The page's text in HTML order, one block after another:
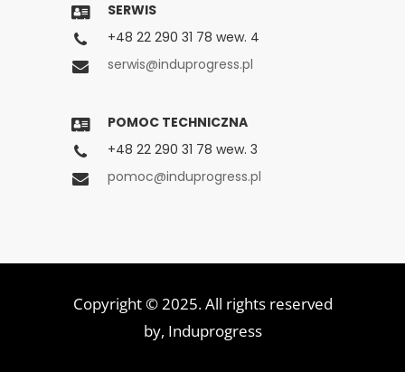
SERWIS
+48 22 290 31 78 wew. 4
serwis@induprogress.pl
POMOC TECHNICZNA
+48 22 290 31 78 wew. 3
pomoc@induprogress.pl
Copyright © 2025. All rights reserved
by, Induprogress